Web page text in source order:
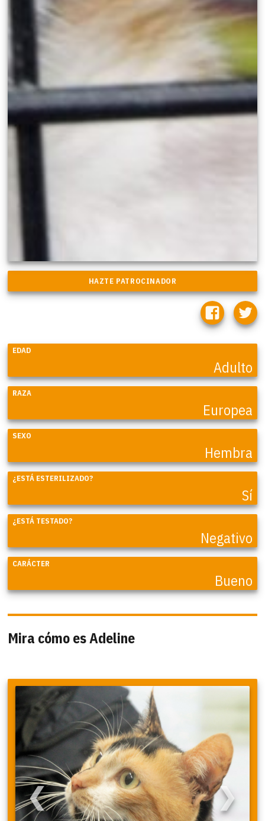
EDAD
Adulto
RAZA
Europea
SEXO
Hembra
¿ESTÁ ESTERILIZADO?
Sí
¿ESTÁ TESTADO?
Negativo
CARÁCTER
Bueno
Mira cómo es Adeline
❮ ❯